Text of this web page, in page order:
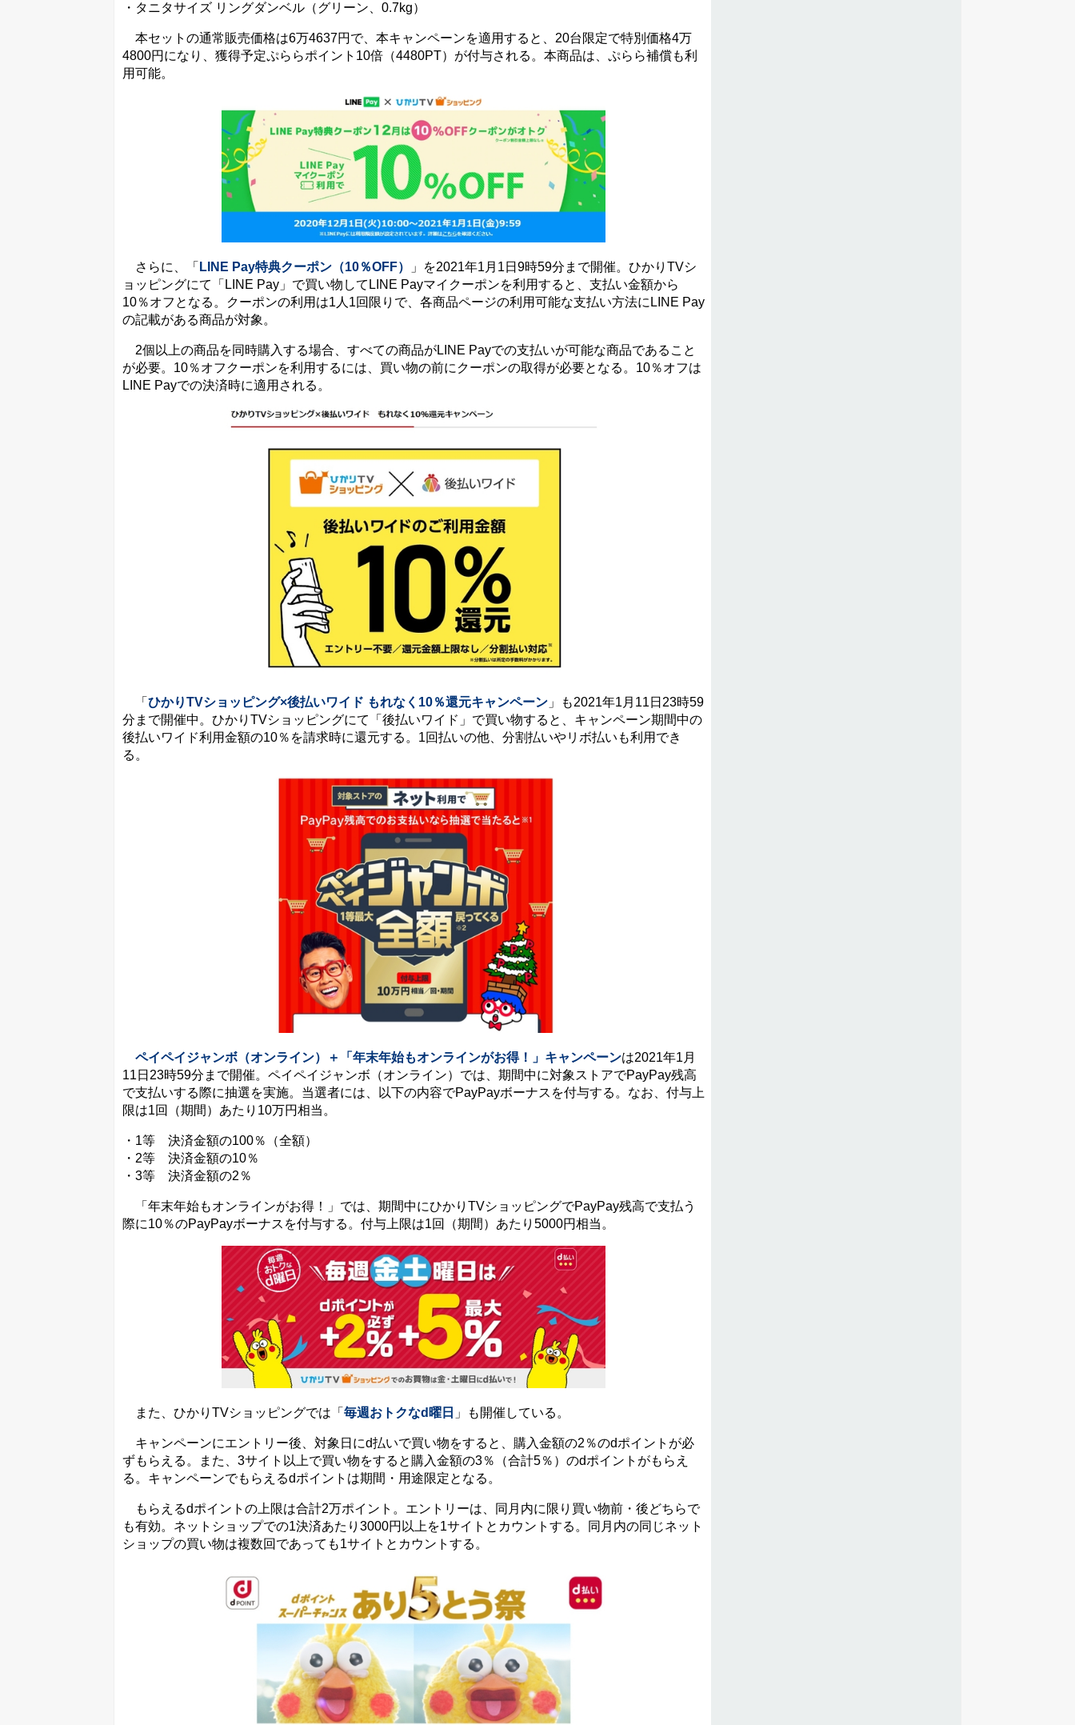
・タニタサイズ リングダンベル（グリーン、0.7kg）
本セットの通常販売価格は6万4637円で、本キャンペーンを適用すると、20台限定で特別価格4万
4800円になり、獲得予定ぷららポイント10倍（4480PT）が付与される。本商品は、ぷらら補償も利
用可能。
さらに、「 LINE Pay特典クーポン（10％OFF）
」を2021年1月1日9時59分まで開催。ひかりTVシ
ョッピングにて「LINE Pay」で買い物してLINE Payマイクーポンを利用すると、支払い金額から
10％オフとなる。クーポンの利用は1人1回限りで、各商品ページの利用可能な支払い方法にLINE Pay
の記載がある商品が対象。
2個以上の商品を同時購入する場合、すべての商品がLINE Payでの支払いが可能な商品であること
が必要。10％オフクーポンを利用するには、買い物の前にクーポンの取得が必要となる。10％オフは
LINE Payでの決済時に適用される。
「 ひかりTVショッピング×後払いワイド もれなく10％還元キャンペーン 」も2021年1月11日23時59
分まで開催中。ひかりTVショッピングにて「後払いワイド」で買い物すると、キャンペーン期間中の
後払いワイド利用金額の10％を請求時に還元する。1回払いの他、分割払いやリボ払いも利用でき
る。
ペイペイジャンボ（オンライン）＋「年末年始もオンラインがお得！」キャンペーンは2021年1月
11日23時59分まで開催。ペイペイジャンボ（オンライン）では、期間中に対象ストアでPayPay残高
で支払いする際に抽選を実施。当選者には、以下の内容でPayPayボーナスを付与する。なお、付与上
限は1回（期間）あたり10万円相当。
・1等 決済金額の100％（全額）
・2等 決済金額の10％
・3等 決済金額の2％
「年末年始もオンラインがお得！」では、期間中にひかりTVショッピングでPayPay残高で支払う
際に10％のPayPayボーナスを付与する。付与上限は1回（期間）あたり5000円相当。
また、ひかりTVショッピングでは「 毎週おトクなd曜日 」も開催している。
キャンペーンにエントリー後、対象日にd払いで買い物をすると、購入金額の2％のdポイントが必
ずもらえる。また、3サイト以上で買い物をすると購入金額の3％（合計5％）のdポイントがもらえ
る。キャンペーンでもらえるdポイントは期間・用途限定となる。
もらえるdポイントの上限は合計2万ポイント。エントリーは、同月内に限り買い物前・後どちらで
も有効。ネットショップでの1決済あたり3000円以上を1サイトとカウントする。同月内の同じネット
ショップの買い物は複数回であっても1サイトとカウントする。